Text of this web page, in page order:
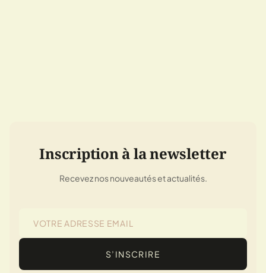
Inscription à la newsletter
Recevez nos nouveautés et actualités.
S’INSCRIRE